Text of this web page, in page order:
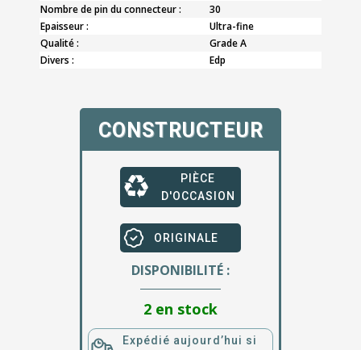
Nombre de pin du connecteur :
30
Epaisseur :
Ultra-fine
Qualité :
Grade A
Divers :
Edp
CONSTRUCTEUR
PIÈCE
D'OCCASION
ORIGINALE
DISPONIBILITÉ :
2 en stock
Expédié aujourd’hui si